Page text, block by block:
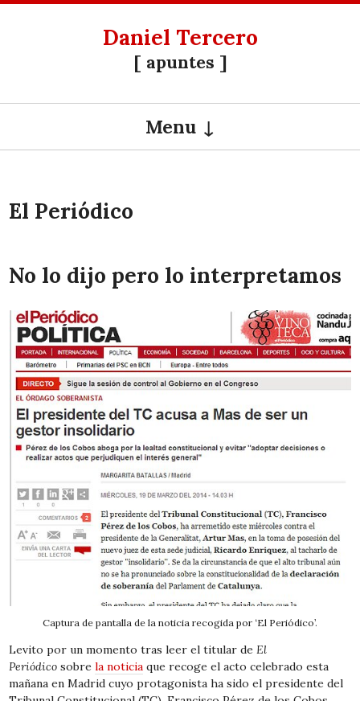
Daniel Tercero
[ apuntes ]
Menu
El Periódico
No lo dijo pero lo interpretamos
Captura de pantalla de la noticia recogida por ‘El Periódico’.
Levito por un momento tras leer el titular deEl
Periódico sobrela noticia que recoge el acto celebrado esta
mañana en Madrid cuyo protagonista ha sido el presidente del